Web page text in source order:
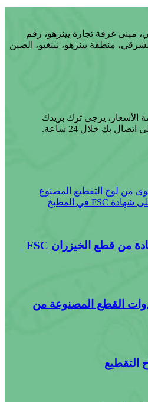
الجنوبي، مبنى غرفة تجارة يينزهو، رقم
الأسعار، يرجى ترك بريدك
بك خلال 24 ساعة.
كيفية تحقيق أقصى استفادة من قطع الخيزران FSC
أدوات القطع المصنوعة من
التقطيع